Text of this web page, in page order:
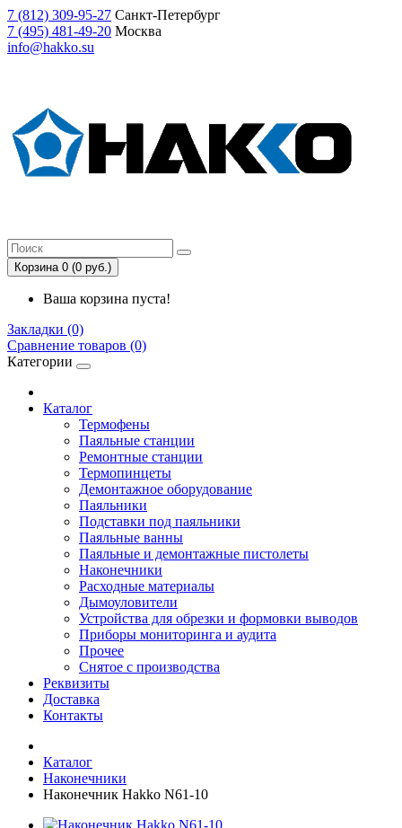
7 (812) 309-95-27 Санкт-Петербург
7 (495) 481-49-20 Москва
info@hakko.su
Корзина 0 (0 руб.)
Ваша корзина пуста!
Закладки (0)
Сравнение товаров (0)
Категории
Каталог
Термофены
Паяльные станции
Ремонтные станции
Термопинцеты
Демонтажное оборудование
Паяльники
Подставки под паяльники
Паяльные ванны
Паяльные и демонтажные пистолеты
Наконечники
Расходные материалы
Дымоуловители
Устройства для обрезки и формовки выводов
Приборы мониторинга и аудита
Прочее
Снятое с производства
Реквизиты
Доставка
Контакты
Каталог
Наконечники
Наконечник Hakko N61-10